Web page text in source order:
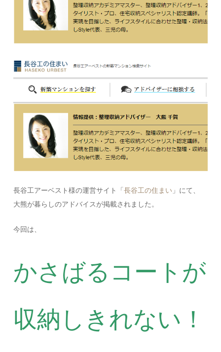
長谷工アーベスト様の運営サイト「長谷工の住まい 」にて、
大熊が暮らしのアドバイスが掲載されました。
今回は、
かさばるコートが
収納しきれない！